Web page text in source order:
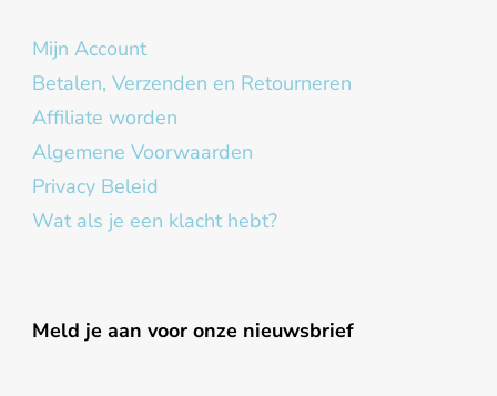
Mijn Account
Betalen, Verzenden en Retourneren
Affiliate worden
Algemene Voorwaarden
Privacy Beleid
Wat als je een klacht hebt?
Meld je aan voor onze nieuwsbrief